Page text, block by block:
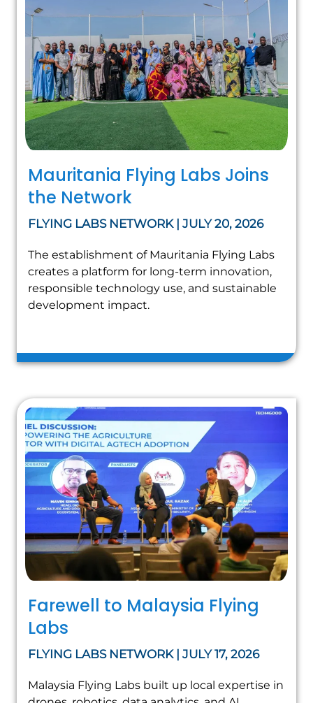
Mauritania Flying Labs Joins
the Network
FLYING LABS NETWORK | JULY 20, 2026
The establishment of Mauritania Flying Labs
creates a platform for long-term innovation,
responsible technology use, and sustainable
development impact.
Farewell to Malaysia Flying
Labs
FLYING LABS NETWORK | JULY 17, 2026
Malaysia Flying Labs built up local expertise in